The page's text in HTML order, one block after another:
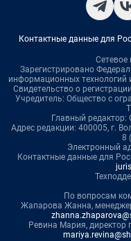
Контактные данные для
Сетевое
Зарегистрировано
информационных
Свидетельство о
Учредитель: Общество с
Главный
Адрес редакции: 400005, г.
8
Электронный
Контактные данные для
По вопросам
Жапарова Жанна,
Ревина Мария, директор